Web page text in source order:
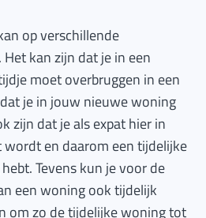
op verschillende
kan zijn dat je in een
moet overbruggen in een
je in jouw nieuwe woning
zijn dat je als expat hier in
wordt en daarom een tijdelijke
Tevens kun je voor de
een woning ook tijdelijk
om zo de tijdelijke woning tot